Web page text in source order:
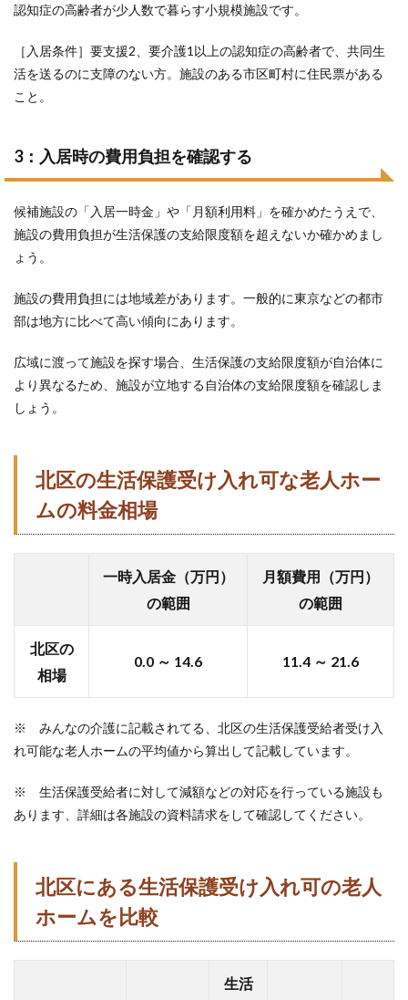
認知症の高齢者が少人数で暮らす小規模施設です。
［入居条件］要支援2、要介護1以上の認知症の高齢者で、共同生
活を送るのに支障のない方。施設のある市区町村に住民票がある
こと。
3：入居時の費用負担を確認する
候補施設の「入居一時金」や「月額利用料」を確かめたうえで、
施設の費用負担が生活保護の支給限度額を超えないか確かめまし
ょう。
施設の費用負担には地域差があります。一般的に東京などの都市
部は地方に比べて高い傾向にあります。
広域に渡って施設を探す場合、生活保護の支給限度額が自治体に
より異なるため、施設が立地する自治体の支給限度額を確認しま
しょう。
北区の生活保護受け入れ可な老人ホー
ムの料金相場
一時入居金（万円）
の範囲
月額費用（万円）
の範囲
北区の
相場
0.0 ～ 14.6 11.4 ～ 21.6
※ みんなの介護に記載されてる、北区の生活保護受給者受け入
れ可能な老人ホームの平均値から算出して記載しています。
※ 生活保護受給者に対して減額などの対応を行っている施設も
あります、詳細は各施設の資料請求をして確認してください。
北区にある生活保護受け入れ可の老人
ホームを比較
生活